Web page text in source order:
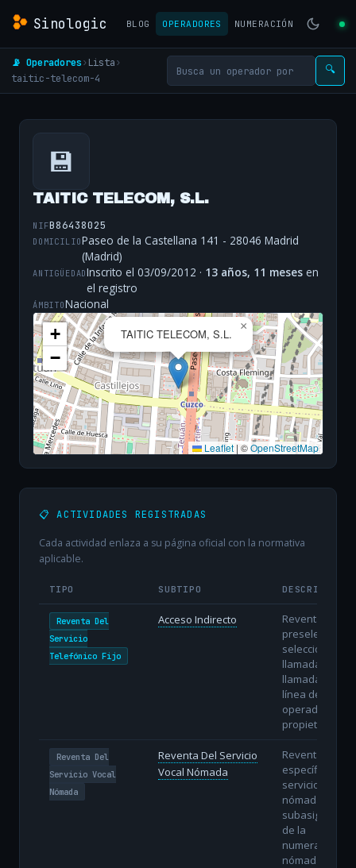
Sinologic BLOG OPERADORES NUMERACIÓN
📡 Operadores› Lista›
taitic-telecom-4
🔍
💾
TAITIC TELECOM, S.L.
NIFB86438025
DOMICILIOPaseo de la Castellana 141 - 28046 Madrid
(Madrid)
ANTIGÜEDADInscrito el 03/09/2012 · 13 años, 11 meses en
el registro
ÁMBITONacional
TAITIC TELECOM, S.L.
×
+
−
Leaflet | ©OpenStreetMap
📋 ACTIVIDADES REGISTRADAS
Cada actividad enlaza a su página oficial con la normativa
aplicable.
TIPO SUBTIPO DESCRIPCIÓN
Reventa Del
Servicio
Telefónico Fijo
Acceso Indirecto
Reventa con
preselección o
selección
llamada a
llamada sobre
línea del
operador
propietario.
Reventa Del
Servicio Vocal
Nómada
Reventa Del Servicio
Vocal Nómada
Reventa
específica del
servicio vocal
nómada con
subasignación
de la
numeración
nómada.